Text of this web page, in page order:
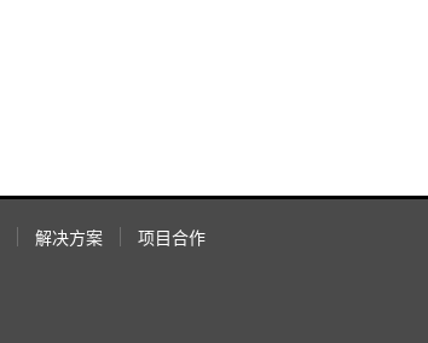
解决方案 项目合作